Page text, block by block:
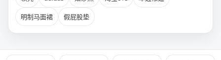
明制马面裙 假屁股垫